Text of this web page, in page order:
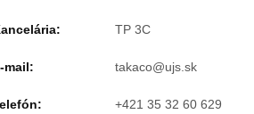
TP 3C
mail:
+421 35 32 60 629